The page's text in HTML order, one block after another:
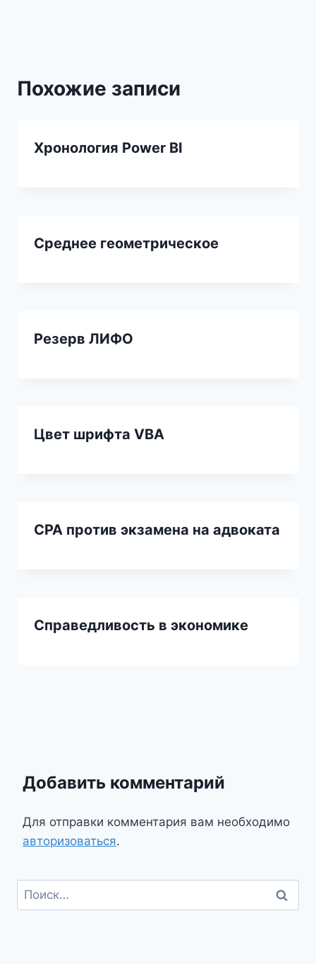
Похожие записи
Хронология Power BI
Среднее геометрическое
Резерв ЛИФО
Цвет шрифта VBA
CPA против экзамена на адвоката
Справедливость в экономике
Добавить комментарий
Для отправки комментария вам необходимо
авторизоваться.
Найти: